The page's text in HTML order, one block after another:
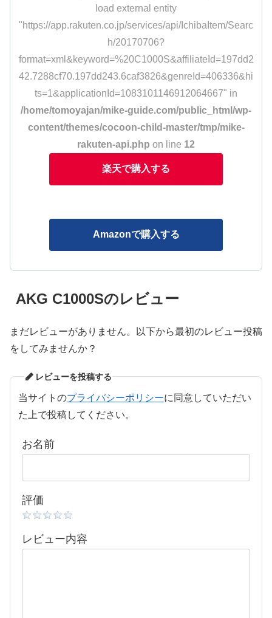
load external entity
"https://app.rakuten.co.jp/services/api/IchibaItem/Searc
h/20170706?
format=xml&keyword=%20C1000S&affiliateId=197dd2
42.7288cf70.197dd243.6caf3826&genreId=406336&hi
ts=1&applicationId=1083101146912064667" in
/home/tomoyajan/mike-guide.com/public_html/wp-
content/themes/cocoon-child-master/tmp/mike-
rakuten-api.php on line 12
楽天で購入する
Amazonで購入する
AKG C1000Sのレビュー
まだレビューがありません。以下から最初のレビュー投稿
をしてみませんか？
レビューを投稿する
当サイトのプライバシーポリシーに同意していただい
た上で投稿してください。
お名前
評価
レビュー内容